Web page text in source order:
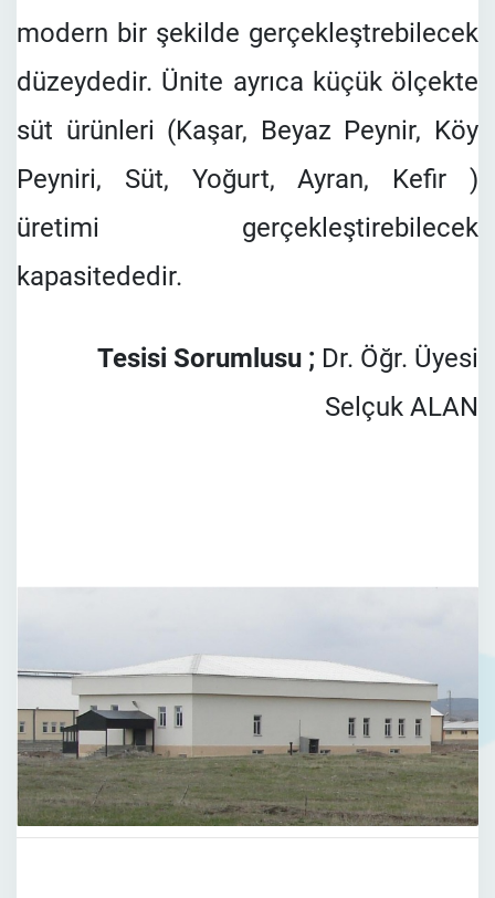
modern bir şekilde gerçekleştrebilecek
düzeydedir. Ünite ayrıca küçük ölçekte
süt ürünleri (Kaşar, Beyaz Peynir, Köy
Peyniri, Süt, Yoğurt, Ayran, Kefir )
üretimi gerçekleştirebilecek
kapasitededir.
Tesisi Sorumlusu ; Dr. Öğr. Üyesi
Selçuk ALAN